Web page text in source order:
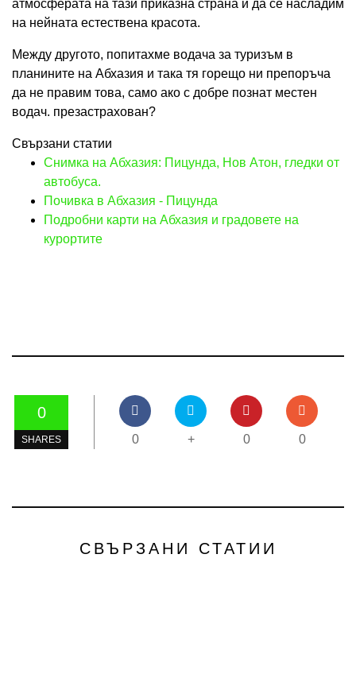
атмосферата на тази приказна страна и да се насладим
на нейната естествена красота.
Между другото, попитахме водача за туризъм в
планините на Абхазия и така тя горещо ни препоръча
да не правим това, само ако с добре познат местен
водач. презастрахован?
Свързани статии
Снимка на Абхазия: Пицунда, Нов Атон, гледки от
автобуса.
Почивка в Абхазия - Пицунда
Подробни карти на Абхазия и градовете на
курортите
0
SHARES 0 + 0 0
СВЪРЗАНИ СТАТИИ